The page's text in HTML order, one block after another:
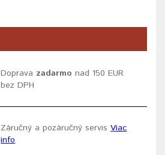
Doprava zadarmo nad 150 EUR
bez DPH
Záručný a pozáručný servisViac
info